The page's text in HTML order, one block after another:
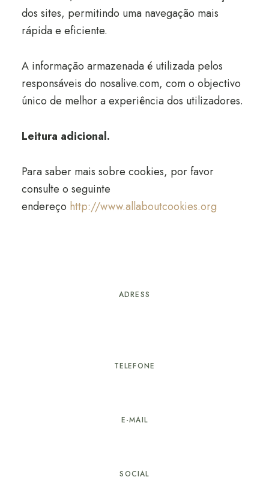
dos sites, permitindo uma navegação mais
rápida e eficiente.
A informação armazenada é utilizada pelos
responsáveis do nosalive.com, com o objectivo
único de melhor a experiência dos utilizadores.
Leitura adicional.
Para saber mais sobre cookies, por favor
consulte o seguinte
endereço http://www.allaboutcookies.org
ADRESS
TELEFONE
E-MAIL
SOCIAL